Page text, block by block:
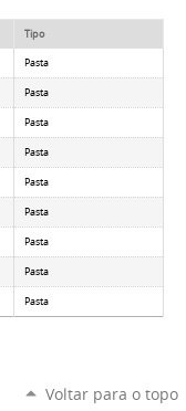
Tipo
Pasta
Pasta
Pasta
Pasta
Pasta
Pasta
Pasta
Pasta
Pasta
Voltar para o topo